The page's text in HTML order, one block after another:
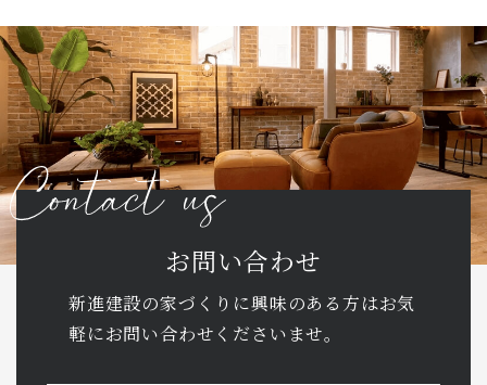
お問い合わせ
新進建設の家づくりに興味のある方はお気
軽にお問い合わせくださいませ。